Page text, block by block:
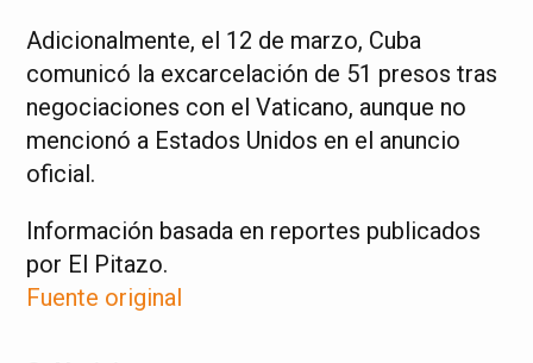
Adicionalmente, el 12 de marzo, Cuba
comunicó la excarcelación de 51 presos tras
negociaciones con el Vaticano, aunque no
mencionó a Estados Unidos en el anuncio
oficial.
Información basada en reportes publicados
por El Pitazo.
Fuente original